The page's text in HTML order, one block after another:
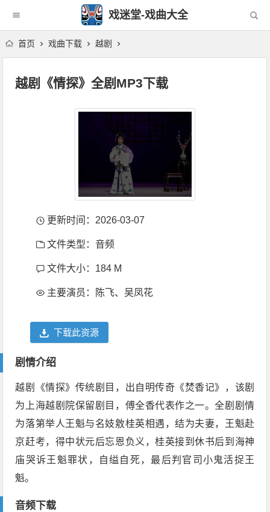
戏迷堂-戏曲大全
首页 戏曲下载 越剧
越剧《情探》全剧MP3下载
更新时间：2026-03-07
文件类型：音频
文件大小：184 M
主要演员：陈飞、吴凤花
下载此资源
剧情介绍
越剧《情探》传统剧目，出自明传奇《焚香记》，该剧
为上海越剧院保留剧目，傅全香代表作之一。全剧剧情
为落第举人王魁与名妓敫桂英相遇，结为夫妻，王魁赴
京赶考，得中状元后忘恩负义，桂英接到休书后到海神
庙哭诉王魁罪状，自缢自死，最后判官司小鬼活捉王
魁。
音频下载